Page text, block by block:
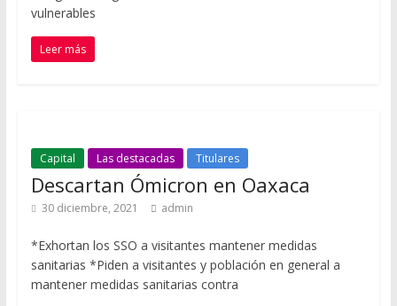
vulnerables
Leer más
Capital Las destacadas Titulares
Descartan Ómicron en Oaxaca
30 diciembre, 2021 admin
*Exhortan los SSO a visitantes mantener medidas
sanitarias *Piden a visitantes y población en general a
mantener medidas sanitarias contra